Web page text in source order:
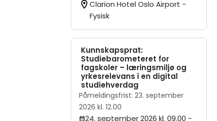
Clarion Hotel Oslo Airport -
Fysisk
Kunnskapsprat:
Studiebarometeret for
fagskoler – læringsmiljø og
yrkesrelevans i en digital
studiehverdag
Påmeldingsfrist: 23. september
2026 kl. 12.00
24. september 2026 kl. 09.00 -